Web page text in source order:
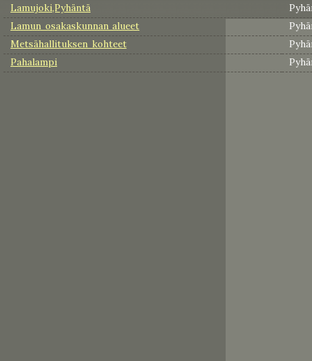
Lamujoki,Pyhäntä
Lamun osakaskunnan alueet
Metsähallituksen kohteet
Pahalampi